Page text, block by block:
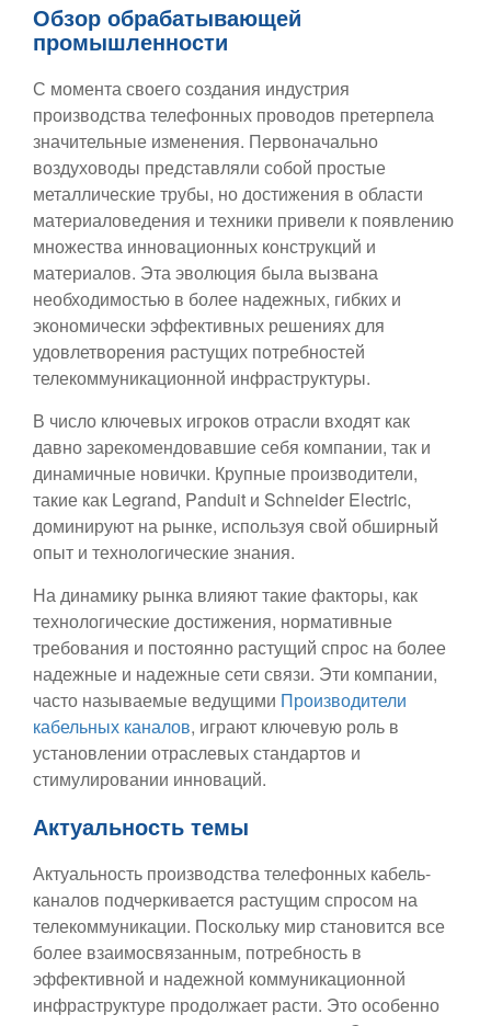
Обзор обрабатывающей
промышленности
С момента своего создания индустрия
производства телефонных проводов претерпела
значительные изменения. Первоначально
воздуховоды представляли собой простые
металлические трубы, но достижения в области
материаловедения и техники привели к появлению
множества инновационных конструкций и
материалов. Эта эволюция была вызвана
необходимостью в более надежных, гибких и
экономически эффективных решениях для
удовлетворения растущих потребностей
телекоммуникационной инфраструктуры.
В число ключевых игроков отрасли входят как
давно зарекомендовавшие себя компании, так и
динамичные новички. Крупные производители,
такие как Legrand, Panduit и Schneider Electric,
доминируют на рынке, используя свой обширный
опыт и технологические знания.
На динамику рынка влияют такие факторы, как
технологические достижения, нормативные
требования и постоянно растущий спрос на более
надежные и надежные сети связи. Эти компании,
часто называемые ведущими Производители
кабельных каналов, играют ключевую роль в
установлении отраслевых стандартов и
стимулировании инноваций.
Актуальность темы
Актуальность производства телефонных кабель-
каналов подчеркивается растущим спросом на
телекоммуникации. Поскольку мир становится все
более взаимосвязанным, потребность в
эффективной и надежной коммуникационной
инфраструктуре продолжает расти. Это особенно